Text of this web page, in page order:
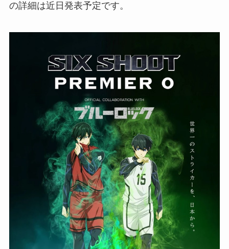
の詳細は近日発表予定です。